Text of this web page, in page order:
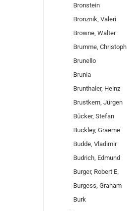
Bronstein
Bronznik, Valeri
Browne, Walter
Brumme, Christoph
Brunello
Brunia
Brunthaler, Heinz
Brustkern, Jürgen
Bücker, Stefan
Buckley, Graeme
Budde, Vladimir
Budrich, Edmund
Burger, Robert E.
Burgess, Graham
Burk